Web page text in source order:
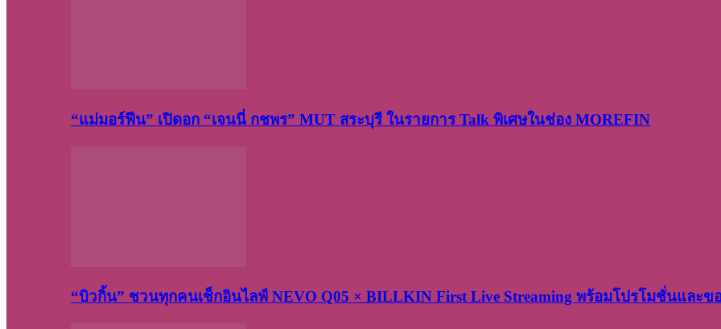
“แม่มอร์ฟีน” เปิดอก “เจนนี่ กชพร” MUT สระบุรี ในรายการ Talk พิเศษในช่อง MOREFIN
“บิวกิ้น” ชวนทุกคนเช็กอินไลฟ์ NEVO Q05 × BILLKIN First Live Streaming พร้อมโปรโมชั่นและข